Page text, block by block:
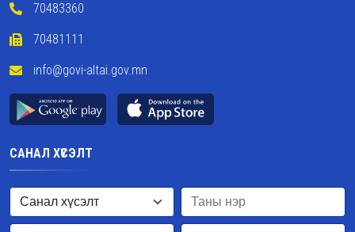
70483360
70481111
info@govi-altai.gov.mn
САНАЛ ХҮСЭЛТ